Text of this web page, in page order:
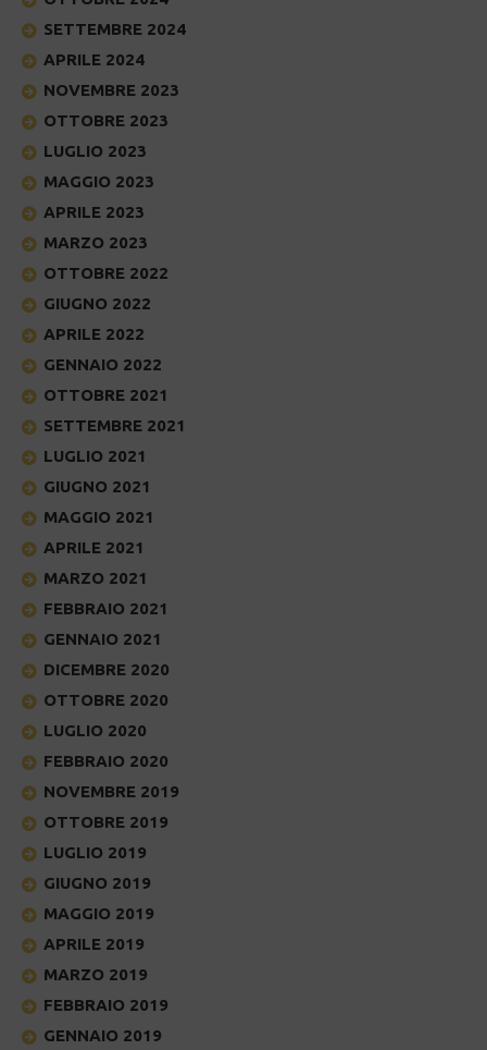
SETTEMBRE 2024
APRILE 2024
NOVEMBRE 2023
OTTOBRE 2023
LUGLIO 2023
MAGGIO 2023
APRILE 2023
MARZO 2023
OTTOBRE 2022
GIUGNO 2022
APRILE 2022
GENNAIO 2022
OTTOBRE 2021
SETTEMBRE 2021
LUGLIO 2021
GIUGNO 2021
MAGGIO 2021
APRILE 2021
MARZO 2021
FEBBRAIO 2021
GENNAIO 2021
DICEMBRE 2020
OTTOBRE 2020
LUGLIO 2020
FEBBRAIO 2020
NOVEMBRE 2019
OTTOBRE 2019
LUGLIO 2019
GIUGNO 2019
MAGGIO 2019
APRILE 2019
MARZO 2019
FEBBRAIO 2019
GENNAIO 2019